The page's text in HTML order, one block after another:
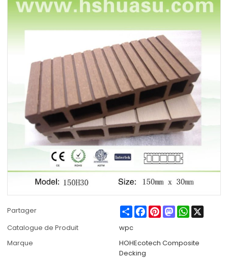
Partager ShareFacebook
PinterestMastodonWhatsApp
X
Catalogue de Produit
wpc
Marque
HOHEcotech Composite
Decking